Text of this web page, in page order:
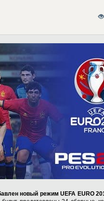
новый режим UEFA EURO